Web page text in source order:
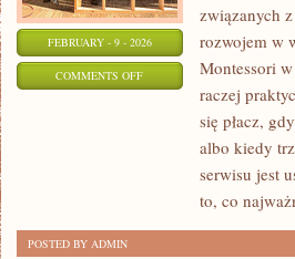
FEBRUARY - 9 - 2026
COMMENTS OFFON
PRZESTRZEŃ
ARANŻACJA
związanych
rozwojem w
Montessori
raczej
się płacz,
albo kiedy
serwisu jest
to, co
POSTED BY ADMIN